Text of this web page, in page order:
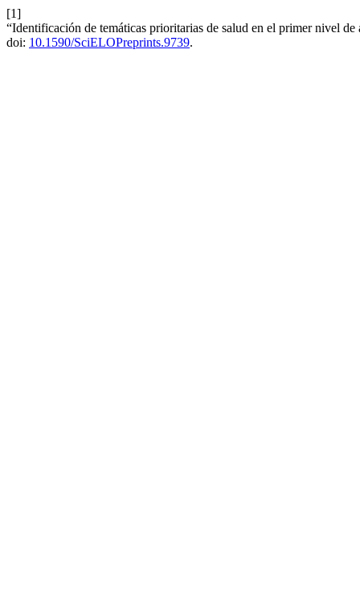
[1]
“Identificación de temáticas prioritarias de salud en el primer nivel
doi: 10.1590/SciELOPreprints.9739.